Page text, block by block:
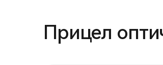
Прицел